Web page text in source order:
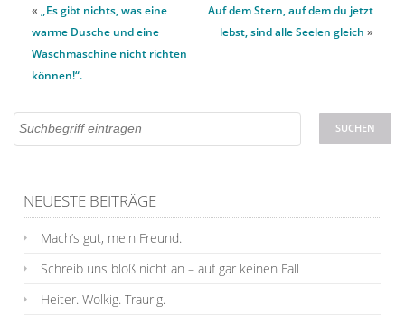
« „Es gibt nichts, was eine
warme Dusche und eine
Waschmaschine nicht richten
können!“.
Auf dem Stern, auf dem du jetzt
lebst, sind alle Seelen gleich »
NEUESTE BEITRÄGE
Mach’s gut, mein Freund.
Schreib uns bloß nicht an – auf gar keinen Fall
Heiter. Wolkig. Traurig.